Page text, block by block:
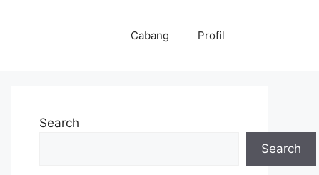
Cabang Profil
Search
Search